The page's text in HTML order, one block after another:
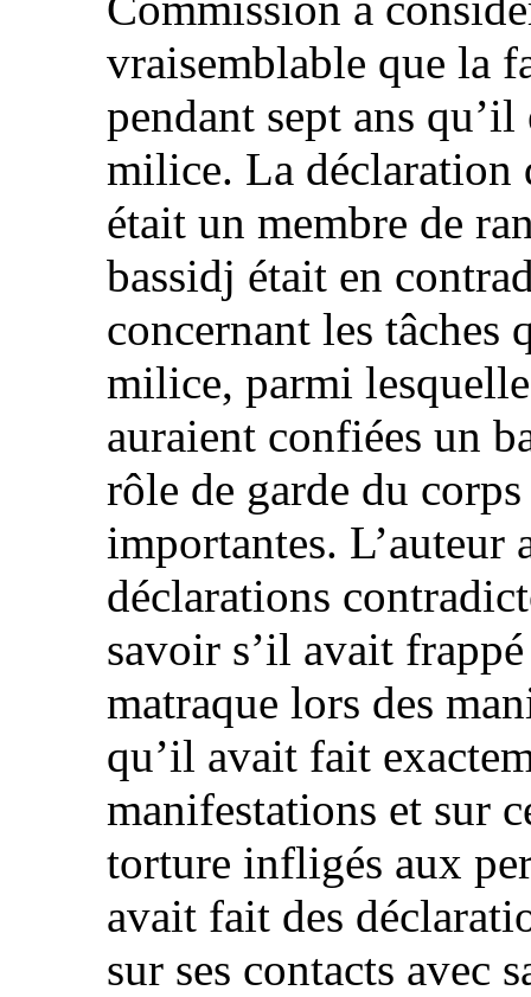
vraisemblable que la
pendant sept ans
milice. La déclaration
était un membre de
bassidj était en
concernant les tâches
milice, parmi
auraient confiées un
rôle de garde du
importantes. L’auteur
déclarations
savoir s’il avait
matraque lors des
qu’il avait fait
manifestations et sur
torture infligés aux
avait fait des
sur ses contacts avec